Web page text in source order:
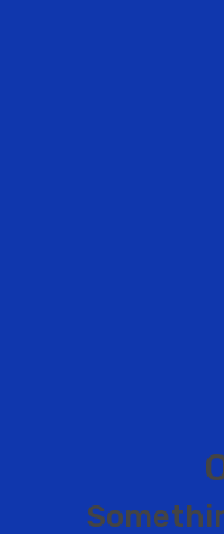
Somethi